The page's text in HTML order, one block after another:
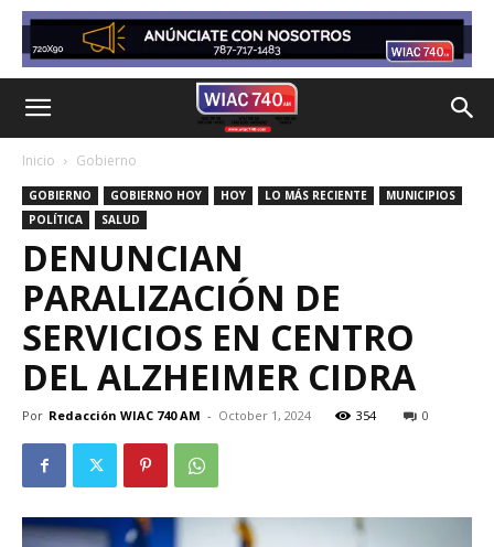
Inicio Gobierno
GOBIERNO GOBIERNO HOY HOY LO MÁS RECIENTE
MUNICIPIOS
POLÍTICA
SALUD
DENUNCIAN
PARALIZACIÓN DE
SERVICIOS EN CENTRO
DEL ALZHEIMER CIDRA
Por Redacción WIAC 740 AM - October 1, 2024 354 0